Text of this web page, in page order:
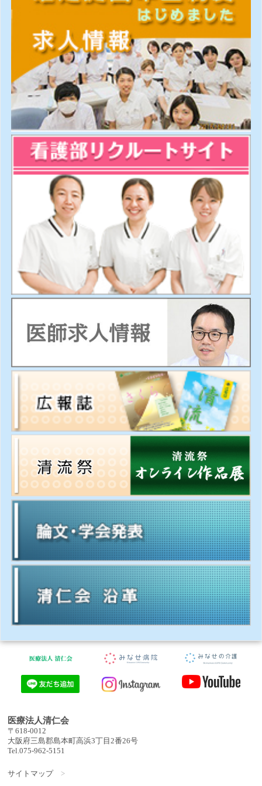
医療法人清仁会
〒618-0012
大阪府三島郡島本町高浜3丁目2番26号
Tel.075-962-5151
サイトマップ